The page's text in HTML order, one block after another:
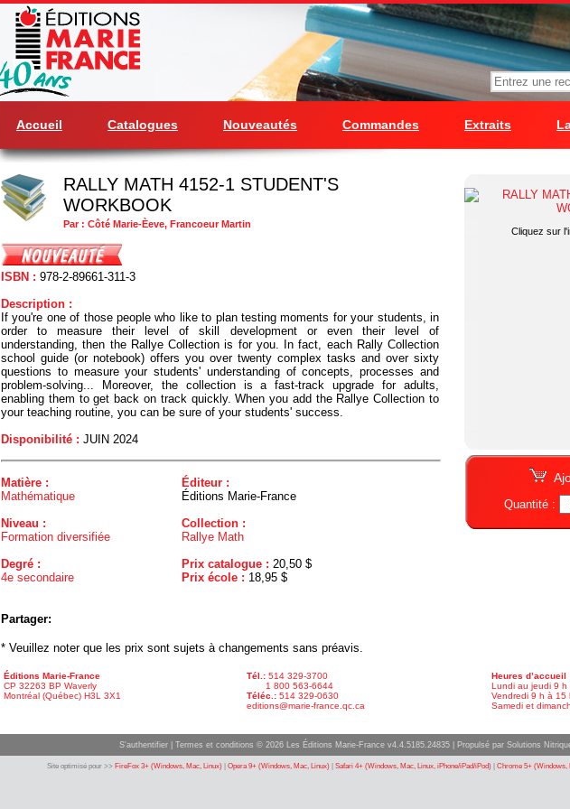
Accueil Catalogues Nouveautés Commandes Extraits
RALLY MATH 4152-1 STUDENT'S
WORKBOOK
Par : Côté Marie-Èeve, Francoeur Martin
ISBN : 978-2-89661-311-3
Description :
If you're one of those people who like to plan testing moments for your students, in
order to measure their level of skill development or even their level of
understanding, then the Rallye Collection is for you. In fact, each Rally Collection
school guide (or notebook) offers you over twenty complex tasks and over sixty
questions to measure your students' understanding of concepts, processes and
problem-solving... Moreover, the collection is a fast-track upgrade for adults,
enabling them to get back on track quickly. When you add the Rallye Collection to
your teaching routine, you can be sure of your students' success.
Disponibilité : JUIN 2024
Matière :
Mathématique
Niveau :
Formation diversifiée
Degré :
4e secondaire
Éditeur :
Éditions Marie-France
Collection :
Rallye Math
Prix catalogue : 20,50 $
Prix école : 18,95 $
Cliquez sur
Quantité :
Partager:
* Veuillez noter que les prix sont sujets à changements sans préavis.
Éditions Marie-France
CP 32263 BP Waverly
Montréal (Québec) H3L 3X1
Tél.: 514 329-3700
1 800 563-6644
Téléc.: 514 329-0630
editions@marie-france.qc.ca
Heures d’accueil
Lundi au jeudi 9 h
Vendredi 9 h à 15
Samedi et
S'authentifier Termes et conditions © 2026 Les Éditions Marie-France v4.4.5185.24835 | Propulsé par Solutions
Site optimisé pour >> FireFox 3+ (Windows, Mac, Linux) Opera 9+ (Windows, Mac, Linux) Safari 4+ (Windows, Mac, Linux, iPhone/iPad/iPod) Chrome 5+ (Windows,